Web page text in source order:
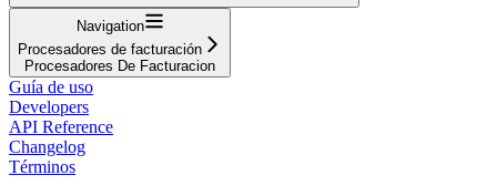
Navigation
Procesadores de facturación
Procesadores De Facturacion
Guía de uso
Developers
API Reference
Changelog
Términos